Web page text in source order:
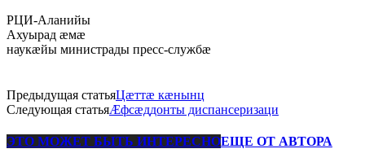
РЦИ-Аланийы
Ахуырад æмæ
наукæйы министрады пресс-службæ
Предыдущая статьяЦæттæ кæнынц
Следующая статьяÆфсæддонты диспансеризаци
ЭТО МОЖЕТ БЫТЬ ИНТЕРЕСНОЕЩЕ ОТ АВТОРА